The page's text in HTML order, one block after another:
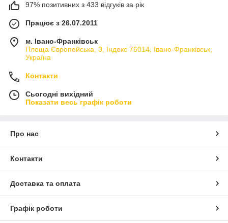
97% позитивних з 433 відгуків за рік
Працює з 26.07.2011
м. Івано-Франківськ
Площа Європейська, 3, Індекс 76014, Івано-Франківськ,
Україна
Контакти
Сьогодні вихідний
Показати весь графік роботи
Про нас
Контакти
Доставка та оплата
Графік роботи